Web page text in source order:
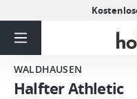
WALDHAUSEN
Halfter Athletic